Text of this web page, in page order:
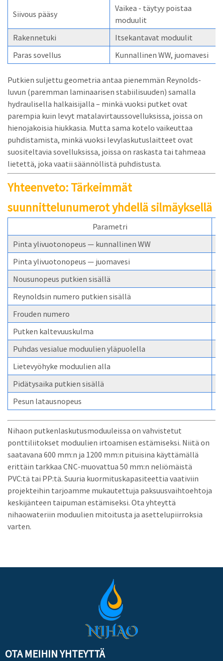
Siivous pääsy
Vaikea - täytyy poistaa
moduulit
Rakennetuki
Itsekantavat moduulit
Paras sovellus
Kunnallinen WW, juomavesi
Putkien suljettu geometria antaa pienemmän Reynolds-
luvun (paremman laminaarisen stabiilisuuden) samalla
hydraulisella halkaisijalla – minkä vuoksi putket ovat
parempia kuin levyt matalavirtaussovelluksissa, joissa on
hienojakoisia hiukkasia. Mutta sama kotelo vaikeuttaa
puhdistamista, minkä vuoksi levylaskutuslaitteet ovat
suositeltavia sovelluksissa, joissa on raskasta tai tahmeaa
lietettä, joka vaatii säännöllistä puhdistusta.
Yhteenveto: Tärkeimmät
suunnittelunumerot yhdellä silmäyksellä
Parametri
Pinta ylivuotonopeus — kunnallinen WW
Pinta ylivuotonopeus — juomavesi
Nousunopeus putkien sisällä
Reynoldsin numero putkien sisällä
Frouden numero
Putken kaltevuuskulma
Puhdas vesialue moduulien yläpuolella
Lietevyöhyke moduulien alla
Pidätysaika putkien sisällä
Pesun latausnopeus
Nihaon putkenlaskutusmoduuleissa on vahvistetut
ponttiliitokset moduulien irtoamisen estämiseksi. Niitä on
saatavana 600 mm:n ja 1200 mm:n pituisina käyttämällä
erittäin tarkkaa CNC-muovattua 50 mm:n neliömäistä
PVC:tä tai PP:tä. Suuria kuormituskapasiteettia vaativiin
projekteihin tarjoamme mukautettuja paksuusvaihtoehtoja
keskijänteen taipuman estämiseksi. Ota yhteyttä
nihaowateriin moduulien mitoitusta ja asettelupiirroksia
varten.
OTA MEIHIN YHTEYTTÄ